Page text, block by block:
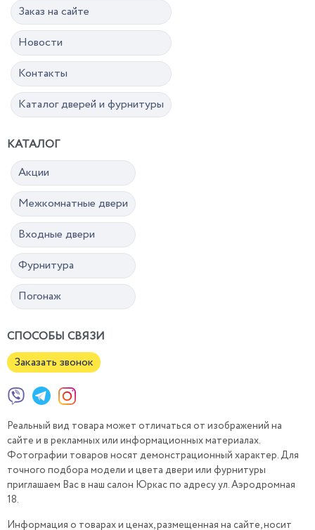
Заказ на сайте
Новости
Контакты
Каталог дверей и фурнитуры
КАТАЛОГ
Акции
Межкомнатные двери
Входные двери
Фурнитура
Погонаж
СПОСОБЫ СВЯЗИ
Заказать звонок
Реальный вид товара может отличаться от изображений на
сайте и в рекламных или информационных материалах.
Фотографии товаров носят демонстрационный характер. Для
точного подбора модели и цвета двери или фурнитуры
приглашаем Вас в наш салон Юркас по адресу ул. Аэродромная
18.
Информация о товарах и ценах, размещенная на сайте, носит